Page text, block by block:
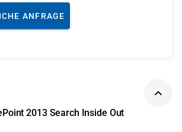
ANFRAGE
2013 Search Inside Out